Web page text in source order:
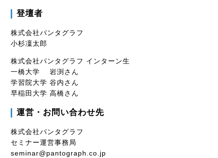
登壇者
株式会社パンタグラフ
小杉凜太郎
株式会社パンタグラフ インターン生
一橋大学 岩渕さん
学習院大学 谷内さん
早稲田大学 高橋さん
運営・お問い合わせ先
株式会社パンタグラフ
セミナー運営事務局
seminar@pantograph.co.jp